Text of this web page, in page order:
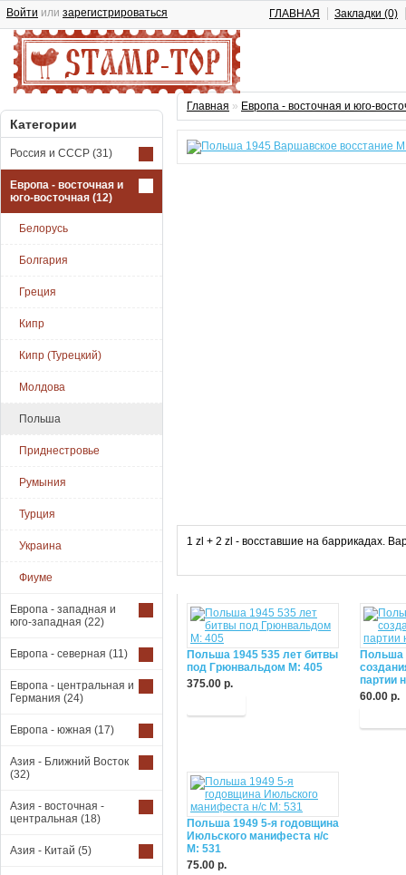
Войти или зарегистрироваться ГЛАВНАЯ Закладки (0)
Категории
Россия и СССР (31)
Европа - восточная и
юго-восточная (12)
Белорусь
Болгария
Греция
Кипр
Кипр (Турецкий)
Молдова
Польша
Приднестровье
Румыния
Турция
Украина
Фиуме
Европа - западная и
юго-западная (22)
Европа - северная (11)
Европа - центральная и
Германия (24)
Европа - южная (17)
Азия - Ближний Восток
(32)
Азия - восточная -
центральная (18)
Азия - Китай (5)
Главная » Европа - восточная и юго-
1 zl + 2 zl - восставшие на баррикадах.
Польша 1945 535 лет битвы
под Грюнвальдом М: 405
375.00 р.
Польша
партии
60.00 р.
Польша 1949 5-я годовщина
Июльского манифеста н/с
М: 531
75.00 р.